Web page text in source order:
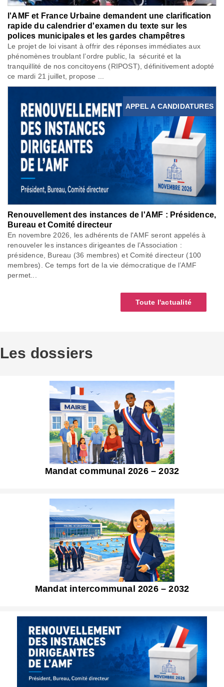
l'AMF et France Urbaine demandent une clarification
rapide du calendrier d'examen du texte sur les
polices municipales et les gardes champêtres
Le projet de loi visant à offrir des réponses immédiates aux
phénomènes troublant l’ordre public, la sécurité et la
tranquillité de nos concitoyens (RIPOST), définitivement adopté
ce mardi 21 juillet, propose ...
APPEL A CANDIDATURES
Renouvellement des instances de l'AMF : Présidence,
Bureau et Comité directeur
En novembre 2026, les adhérents de l'AMF seront appelés à
renouveler les instances dirigeantes de l’Association :
présidence, Bureau (36 membres) et Comité directeur (100
membres). Ce temps fort de la vie démocratique de l’AMF
permet...
Toute l'actualité
Les dossiers
Mandat communal 2026 – 2032
Mandat intercommunal 2026 – 2032